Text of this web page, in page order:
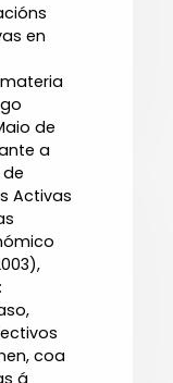
en
de
a
Activas
coa